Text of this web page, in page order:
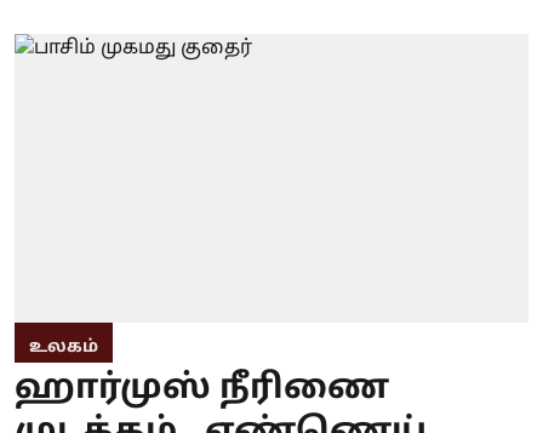
உலகம்
ஹார்முஸ் நீரிணை